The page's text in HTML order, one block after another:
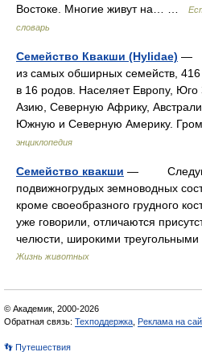
Востоке. Многие живут на… …
словарь
Семейство Квакши (Hylidae) —
из самых обширных семейств,
в 16 родов. Населяет Европу,
Азию, Северную Африку,
Южную и Северную Америку.
энциклопедия
Семейство квакши —
подвижногрудых земноводных
кроме своеобразного грудного
уже говорили, отличаются
челюсти, широкими
Жизнь животных
© Академик, 2000-2026
Обратная связь: Техподдержка Реклама на
👣 Путешествия